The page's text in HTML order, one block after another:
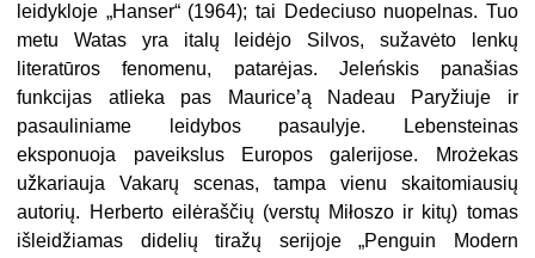
leidykloje „Hanser“ (1964); tai Dedeciuso nuopelnas. Tuo
metu Watas yra italų leidėjo Silvos, sužavėto lenkų
literatūros fenomenu, patarėjas. Jeleńskis panašias
funkcijas atlieka pas Maurice’ą Nadeau Paryžiuje ir
pasauliniame leidybos pasaulyje. Lebensteinas
eksponuoja paveikslus Europos galerijose. Mrożekas
užkariauja Vakarų scenas, tampa vienu skaitomiausių
autorių. Herberto eilėraščių (verstų Miłoszo ir kitų) tomas
išleidžiamas didelių tiražų serijoje „Penguin Modern